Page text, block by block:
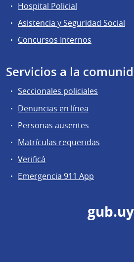
Hospital Policial
Asistencia y Seguridad Social
Concursos Internos
Servicios a la
Seccionales policiales
Denuncias en línea
Personas ausentes
Matrículas requeridas
Verificá
Emergencia 911 App
gub.uy